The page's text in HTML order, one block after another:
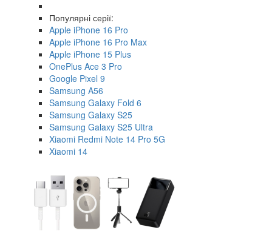
Популярні серії:
Apple iPhone 16 Pro
Apple iPhone 16 Pro Max
Apple iPhone 15 Plus
OnePlus Ace 3 Pro
Google Pixel 9
Samsung A56
Samsung Galaxy Fold 6
Samsung Galaxy S25
Samsung Galaxy S25 Ultra
Xiaomi Redmi Note 14 Pro 5G
Xiaomi 14